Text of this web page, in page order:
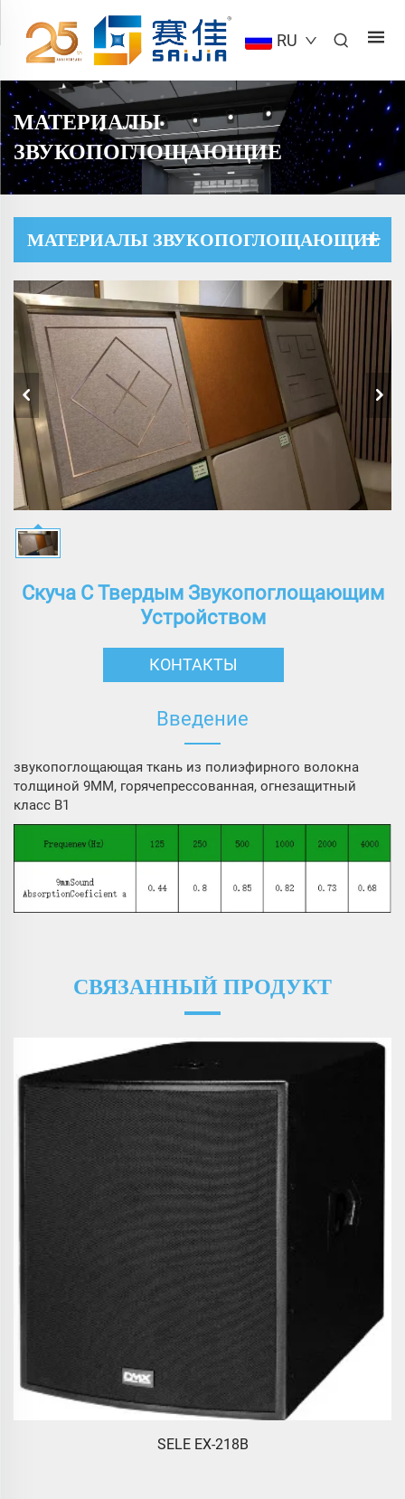
RU
МАТЕРИАЛЫ
ЗВУКОПОГЛОЩАЮЩИЕ
МАТЕРИАЛЫ ЗВУКОПОГЛОЩАЮЩИЕ
Скуча С Твердым Звукопоглощающим
Устройством
КОНТАКТЫ
Введение
звукопоглощающая ткань из полиэфирного волокна
толщиной 9MM, горячепрессованная, огнезащитный
класс B1
СВЯЗАННЫЙ ПРОДУКТ
SELE EX-218B